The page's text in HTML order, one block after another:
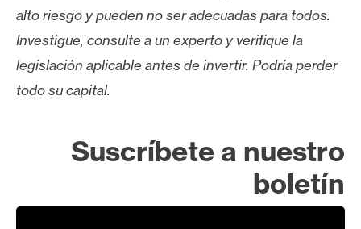
alto riesgo y pueden no ser adecuadas para todos.
Investigue, consulte a un experto y verifique la
legislación aplicable antes de invertir. Podría perder
todo su capital.
Suscríbete a nuestro
boletín